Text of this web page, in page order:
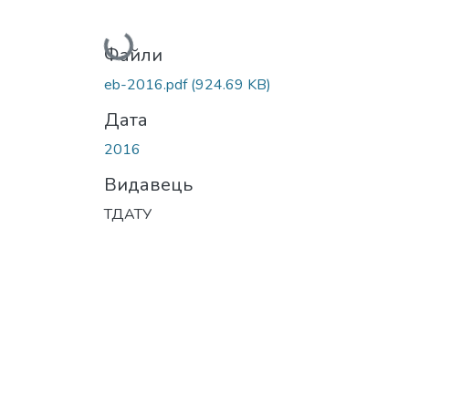
Вантажиться...
Файли
eb-2016.pdf(924.69 KB)
Дата
2016
Видавець
ТДАТУ